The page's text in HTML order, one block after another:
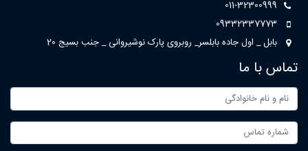
011-32300999
09332337773
بابل _ اول جاده بابلسر_ روبروی پارک نوشیروانی _ جنب بسیج 20
تماس با ما